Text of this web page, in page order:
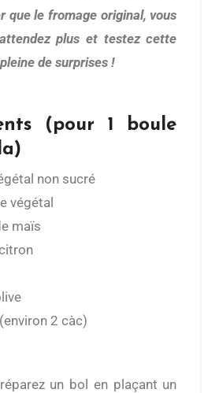
que le fromage original, vous
plus et testez cette
de surprises !
(pour 1 boule
non sucré
végétal
maïs
2 càc)
un bol en plaçant un